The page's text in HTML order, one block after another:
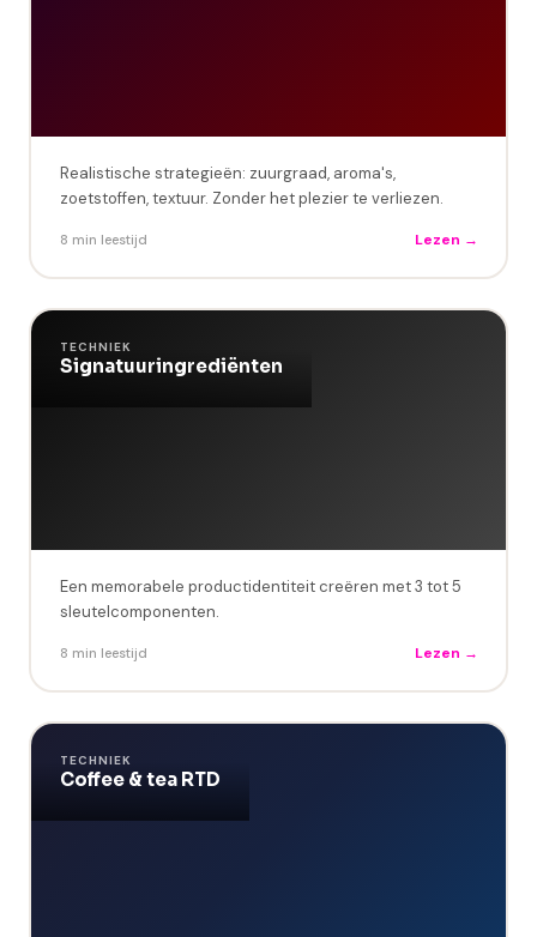
Realistische strategieën: zuurgraad, aroma's,
zoetstoffen, textuur. Zonder het plezier te verliezen.
8 min leestijd Lezen →
TECHNIEK
Signatuuringrediënten
Een memorabele productidentiteit creëren met 3 tot 5
sleutelcomponenten.
8 min leestijd Lezen →
TECHNIEK
Coffee & tea RTD